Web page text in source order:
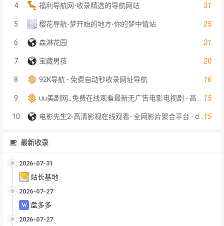
4 福利导航网-收录精选的导航网站 31
5 樱花导航-梦开始的地方-你的梦中情站 25
6 森淋花园 21
7 宝藏男孩 20
8 92K导航 - 免费自动秒收录网址导航 16
9 15
10 15
最新收录
2026-07-31
站长基地
2026-07-27
盘多多
2026-07-27